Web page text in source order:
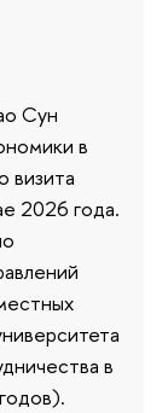
Сун
в
визита
2026 года.
в